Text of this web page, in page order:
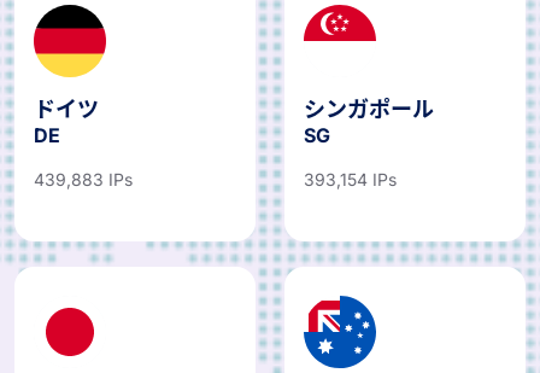
ドイツ
DE
439,883 IPs
シンガポール
SG
393,154 IPs